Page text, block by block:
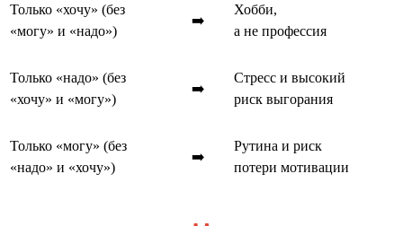
Только «хочу» (без
«могу» и «надо»)
➡️
Хобби,
а не профессия
Только «надо» (без
«хочу» и «могу»)
➡️
Стресс и высокий
риск выгорания
Только «могу» (без
«надо» и «хочу»)
➡️
Рутина и риск
потери мотивации